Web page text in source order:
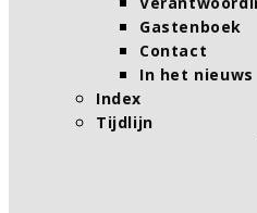
Gastenboek
Contact
In het nieuws
Index
Tijdlijn